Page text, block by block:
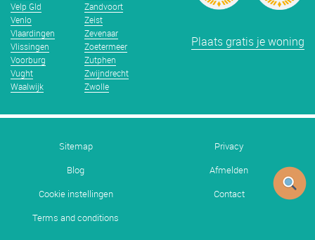
Velp Gld
Venlo
Vlaardingen
Vlissingen
Voorburg
Vught
Waalwijk
Zandvoort
Zeist
Zevenaar
Zoetermeer
Zutphen
Zwijndrecht
Zwolle
Plaats gratis je woning
Sitemap
Privacy
Blog
Afmelden
Cookie instellingen
Contact
Terms and conditions